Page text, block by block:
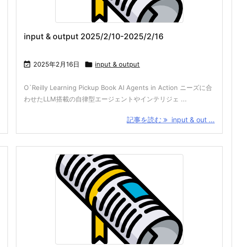
input & output 2025/2/10-2025/2/16
 2025年2月16日  input & output
O`Reilly Learning Pickup Book AI Agents in Action ニーズに合
わせたLLM搭載の自律型エージェントやインテリジェ ...
記事を読む input & out ...